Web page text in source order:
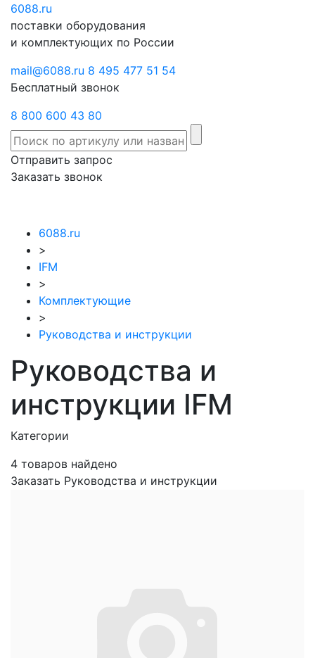
6088.ru
поставки оборудования
и комплектующих по России
mail@6088.ru 8 495 477 51 54
Бесплатный звонок
8 800 600 43 80
Отправить запрос
Заказать звонок
6088.ru
>
IFM
>
Комплектующие
>
Руководства и инструкции
Руководства и
инструкции IFM
Категории
4 товаров найдено
Заказать Руководства и инструкции
Отправить
запрос
звонок